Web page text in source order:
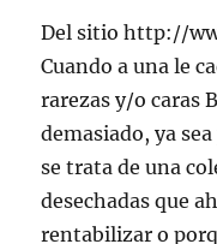
Del sitio http://
Cuando a una le
rarezas y/o caras
demasiado, ya
se trata de una
desechadas que
rentabilizar o